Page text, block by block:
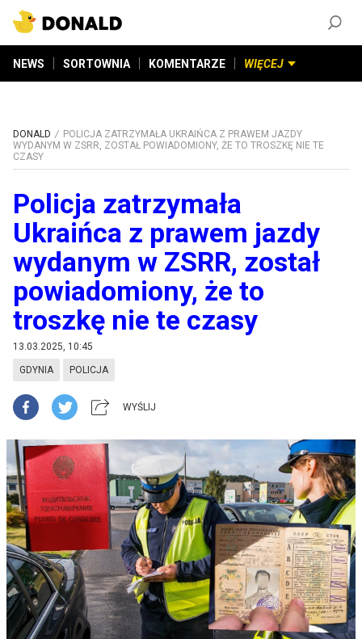
NEWS SORTOWNIA KOMENTARZE WIĘCEJ
DONALD
POLICJA ZATRZYMAŁA UKRAIŃCA Z PRAWEM JAZDY
WYDANYM W ZSRR, ZOSTAŁ POWIADOMIONY, ŻE TO TROSZKĘ NIE TE
CZASY
Policja zatrzymała
Ukraińca z prawem jazdy
wydanym w ZSRR, został
powiadomiony, że to
troszkę nie te czasy
13.03.2025, 10:45
GDYNIA POLICJA
WYŚLIJ